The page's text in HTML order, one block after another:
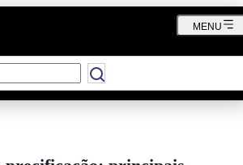
MENU